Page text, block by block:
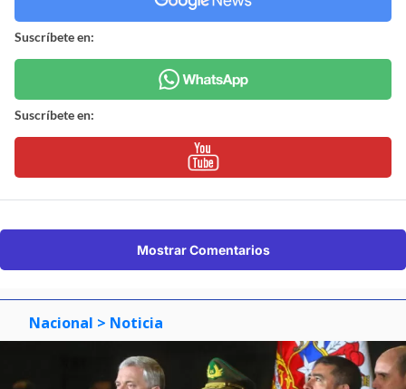
Revisa nuestra página de correcciones
Mostrar Comentarios